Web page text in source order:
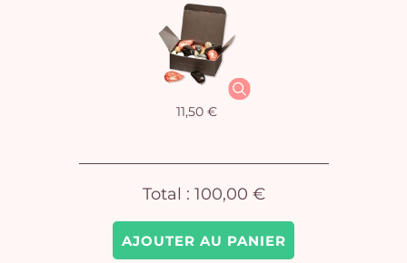
AJOUTER AU PANIER
11,50 €
Total : 100,00 €